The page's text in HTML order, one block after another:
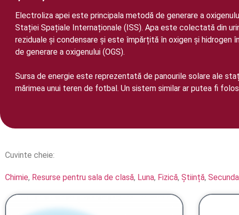
Electroliza apei este principala metodă de generare a
Stației Spațiale Internaționale (ISS). Apa este colectată din
reziduale și condensare și este împărțită în oxigen și hidrogen
de generare a oxigenului (OGS).
Sursa de energie este reprezentată de panourile solare ale
mărimea unui teren de fotbal. Un sistem similar ar putea fi